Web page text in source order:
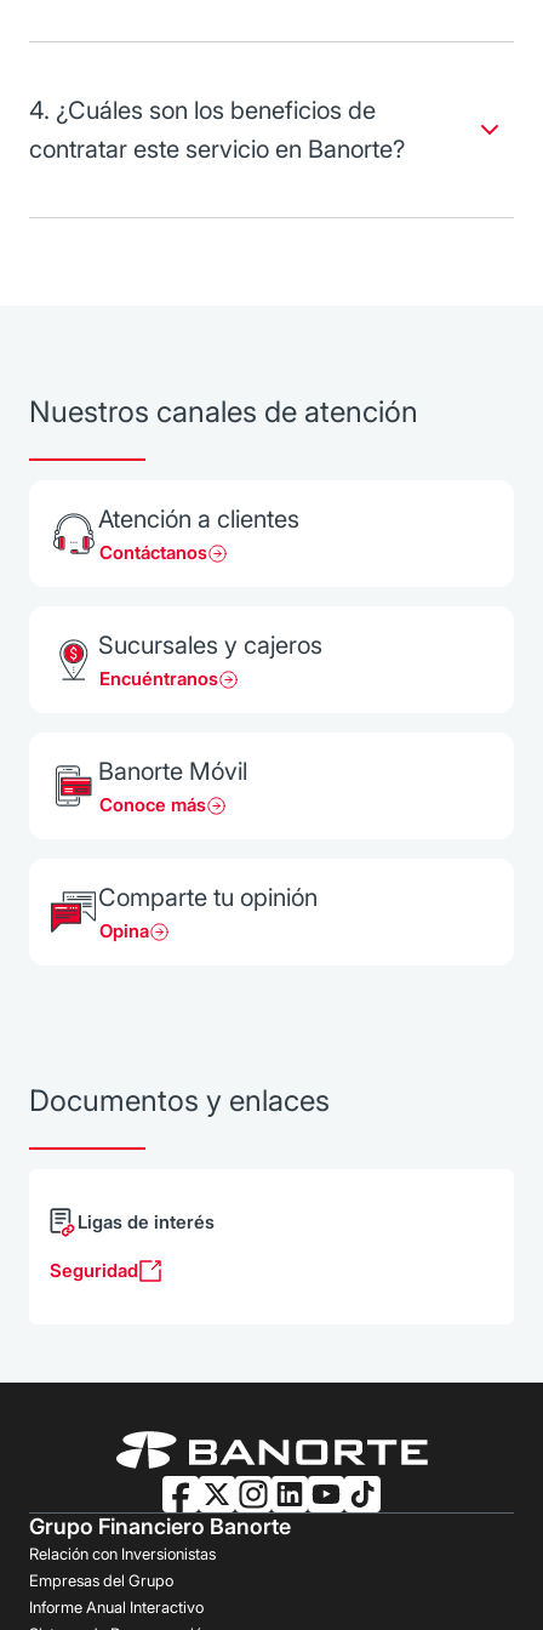
4. ¿Cuáles son los beneficios de
contratar este servicio en Banorte?
Nuestros canales de atención
Atención a clientes
Contáctanos
Sucursales y cajeros
Encuéntranos
Banorte Móvil
Conoce más
Comparte tu opinión
Opina
Documentos y enlaces
Ligas de interés
Seguridad
Grupo Financiero Banorte
Relación con Inversionistas
Empresas del Grupo
Informe Anual Interactivo